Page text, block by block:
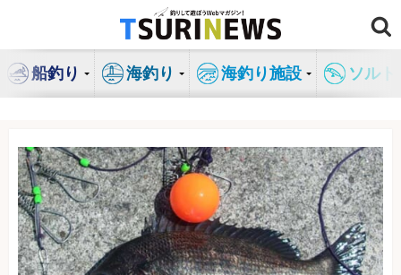
ン
船釣り 海釣り 海釣り施設 ソル